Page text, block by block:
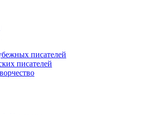
писателей
писателей